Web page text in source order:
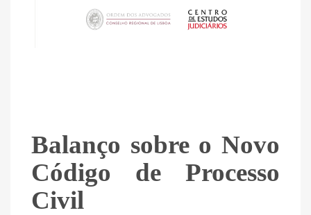
Balanço sobre o Novo
Código de Processo
Civil